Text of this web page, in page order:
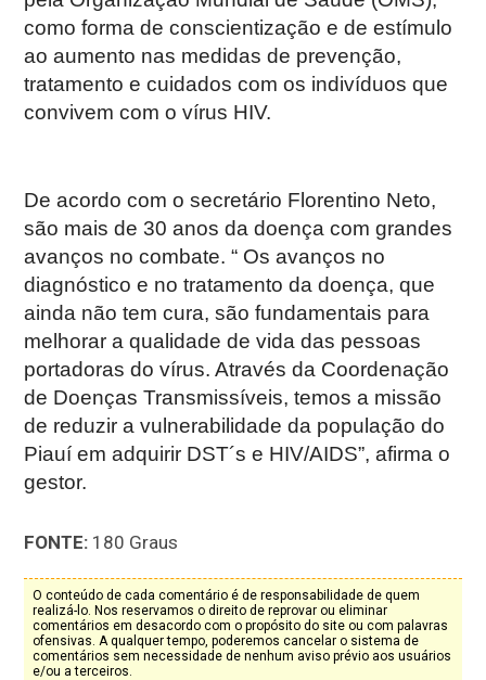
como forma de conscientização e de estímulo
ao aumento nas medidas de prevenção,
tratamento e cuidados com os indivíduos que
convivem com o vírus HIV.
De acordo com o secretário Florentino Neto,
são mais de 30 anos da doença com grandes
avanços no combate. “ Os avanços no
diagnóstico e no tratamento da doença, que
ainda não tem cura, são fundamentais para
melhorar a qualidade de vida das pessoas
portadoras do vírus. Através da Coordenação
de Doenças Transmissíveis, temos a missão
de reduzir a vulnerabilidade da população do
Piauí em adquirir DST´s e HIV/AIDS”, afirma o
gestor.
FONTE: 180 Graus
O conteúdo de cada comentário é de responsabilidade de quem
realizá-lo. Nos reservamos o direito de reprovar ou eliminar
comentários em desacordo com o propósito do site ou com palavras
ofensivas. A qualquer tempo, poderemos cancelar o sistema de
comentários sem necessidade de nenhum aviso prévio aos usuários
e/ou a terceiros.